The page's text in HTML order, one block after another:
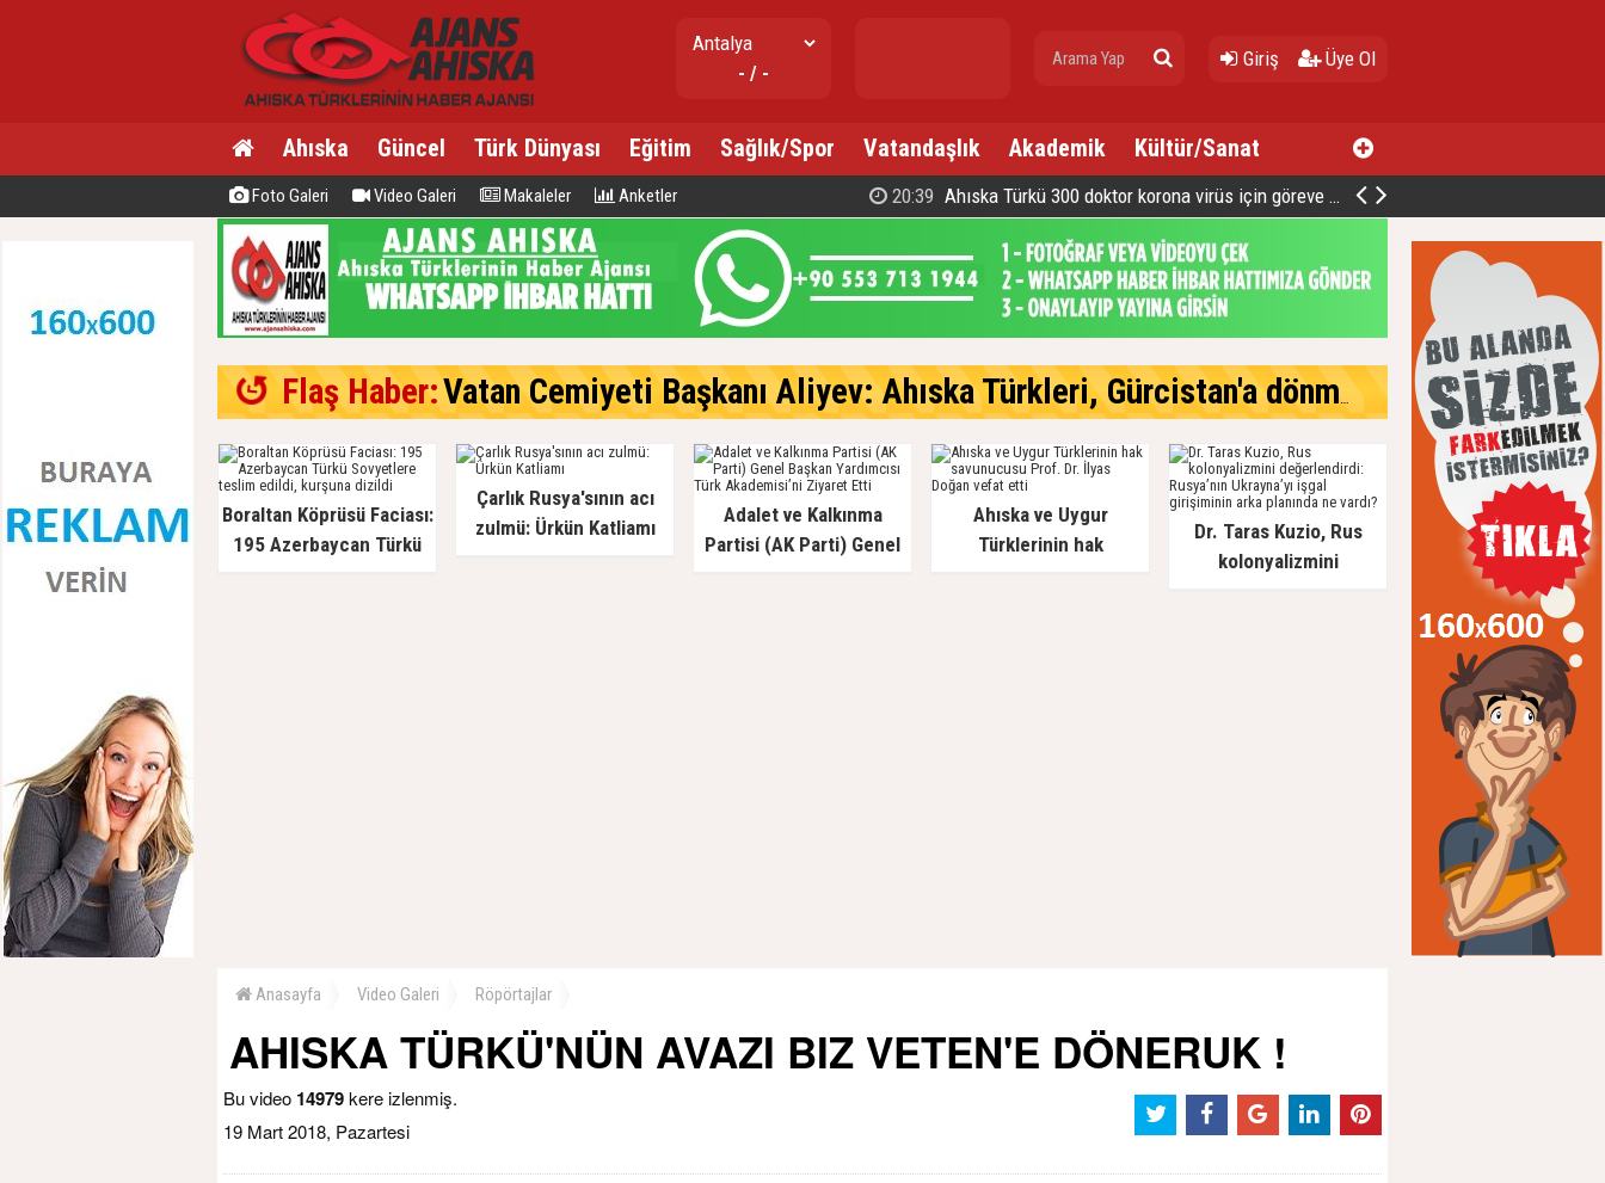
- / -
Giriş Üye Ol
Ahıska Güncel Türk Dünyası Eğitim Sağlık/Spor Vatandaşlık Akademik Kültür/Sanat
Foto Galeri Video Galeri Makaleler Anketler 20:39 Ahıska Türkü 300 doktor korona virüs için göreve hazır
Flaş Haber:Vatan Cemiyeti Başkanı Aliyev: Ahıska Türkleri, Gürcistan'a dönmek istiyor
Boraltan Köprüsü Faciası:
195 Azerbaycan Türkü
Çarlık Rusya'sının acı
zulmü: Ürkün Katliamı
Adalet ve Kalkınma
Partisi (AK Parti) Genel
Ahıska ve Uygur
Türklerinin hak
Dr. Taras Kuzio, Rus
kolonyalizmini
Anasayfa Video Galeri Röpörtajlar
AHISKA TÜRKÜ'NÜN AVAZI BIZ VETEN'E DÖNERUK !
Bu video 14979kere izlenmiş.
19 Mart 2018, Pazartesi